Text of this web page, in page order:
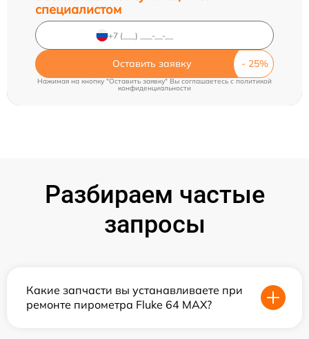
специалистом
Оставить заявку
Нажимая на кнопку "Оставить заявку" Вы соглашаетесь cполитикой
конфиденциальности
Разбираем частые
запросы
Какие запчасти вы устанавливаете при
ремонте пирометра Fluke 64 MAX?